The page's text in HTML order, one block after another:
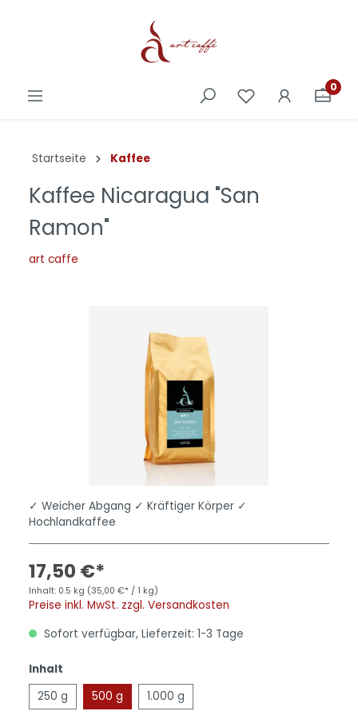
0
Startseite Kaffee
Kaffee Nicaragua "San
Ramon"
art caffe
✓ Weicher Abgang ✓ Kräftiger Körper ✓
Hochlandkaffee
17,50 €*
Inhalt: 0.5 kg (35,00 €* / 1 kg)
Preise inkl. MwSt. zzgl. Versandkosten
Sofort verfügbar, Lieferzeit: 1-3 Tage
Inhalt
250 g
500 g 1.000 g